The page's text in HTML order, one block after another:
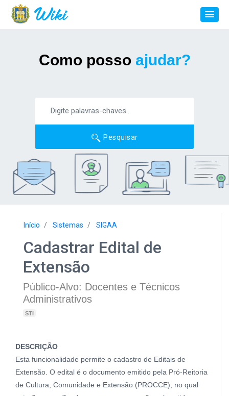
Como posso ajudar?
Pesquisar
Início Sistemas SIGAA
Cadastrar Edital de
Extensão
Público-Alvo: Docentes e Técnicos
Administrativos
STI
DESCRIÇÃO
Esta funcionalidade permite o cadastro de Editais de
Extensão. O edital é o documento emitido pela Pró-Reitoria
de Cultura, Comunidade e Extensão (PROCCE), no qual